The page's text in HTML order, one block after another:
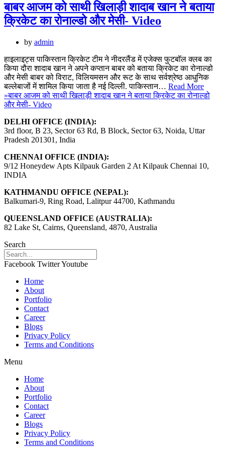
बाबर आजम को साथी खिलाड़ी शादाब खान ने बताया
क्रिकेट का रोनाल्डो और मेसी- Video
by admin
हाइलाइट्स पाकिस्तान क्रिकेट टीम ने नीदरलैंड में एजेक्स फुटबॉल क्लब का
किया दौरा शादाब खान ने अपने कप्तान बाबर को बताया क्रिकेट का रोनाल्डो
और मेसी बाबर को विराट, विलियमसन और रूट के साथ सर्वश्रेष्ठ आधुनिक
बल्लेबाजों में शामिल किया जाता है नई दिल्ली. पाकिस्तान… Read More
»बाबर आजम को साथी खिलाड़ी शादाब खान ने बताया क्रिकेट का रोनाल्डो
और मेसी- Video
DELHI OFFICE (INDIA):
3rd floor, B 23, Sector 63 Rd, B Block, Sector 63, Noida, Uttar
Pradesh 201301, India
CHENNAI OFFICE (INDIA):
9/12 Honeydew Apts Kilpauk Garden 2 At Kilpauk Chennai 10,
INDIA
KATHMANDU OFFICE (NEPAL):
Balkumari-9, Ring Road, Lalitpur 44700, Kathmandu
QUEENSLAND OFFICE (AUSTRALIA):
82 Lake St, Cairns, Queensland, 4870, Australia
Search
Facebook TwitterYoutube
Home
About
Portfolio
Contact
Career
Blogs
Privacy Policy
Terms and Conditions
Menu
Home
About
Portfolio
Contact
Career
Blogs
Privacy Policy
Terms and Conditions